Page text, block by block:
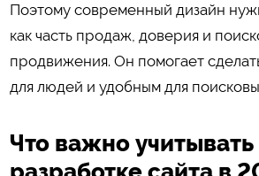
Поэтому современный дизайн
как часть продаж, доверия и
продвижения. Он помогает
для людей и удобным для
Что важно учитывать